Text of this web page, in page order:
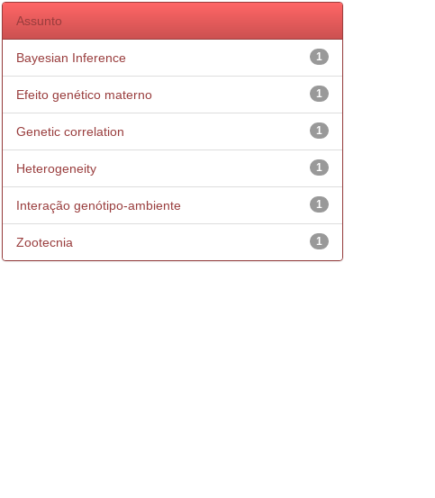
Assunto
1
Bayesian Inference
1
Efeito genético materno
1
Genetic correlation
1
Heterogeneity
1
Interação genótipo-ambiente
1
Zootecnia